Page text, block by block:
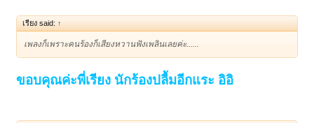
เรียง said: ↑
เพลงก็เพราะคนร้องก็เสียงหวานฟังเพลินเลยค่ะ......
ขอบคุณค่ะพี่เรียง นักร้องปลื้มอีกแระ อิอิ